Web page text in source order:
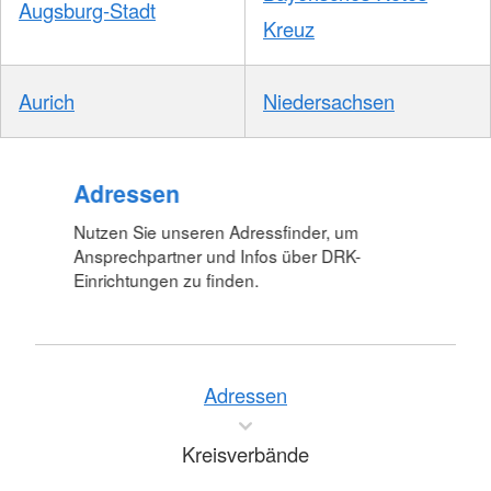
Augsburg-Stadt
Kreuz
Aurich Niedersachsen
Adressen
Nutzen Sie unseren Adressfinder, um
Ansprechpartner und Infos über DRK-
Einrichtungen zu finden.
Adressen
Kreisverbände